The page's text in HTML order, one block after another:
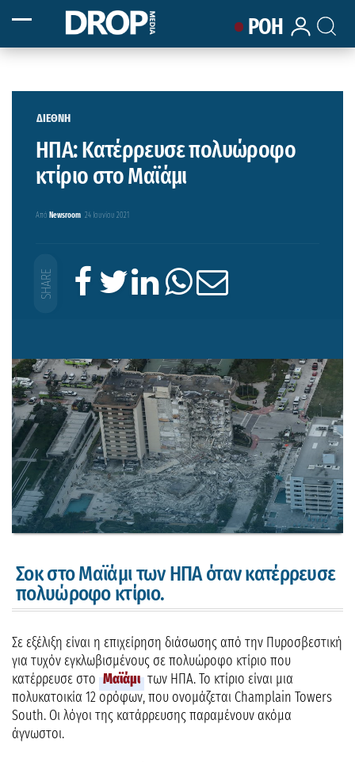
ΡΟΗ
ΔΙΕΘΝΗ
ΗΠΑ: Κατέρρευσε πολυώροφο
κτίριο στο Μαϊάμι
Από Newsroom 24 Ιουνίου 2021
Σοκ στο Μαϊάμι των ΗΠΑ όταν κατέρρευσε
πολυώροφο κτίριο.
Σε εξέλιξη είναι η επιχείρηση διάσωσης από την Πυροσβεστική
για τυχόν εγκλωβισμένους σε πολυώροφο κτίριο που
κατέρρευσε στο Μαϊάμι των ΗΠΑ. Το κτίριο είναι μια
πολυκατοικία 12 ορόφων, που ονομάζεται Champlain Towers
South. Οι λόγοι της κατάρρευσης παραμένουν ακόμα
άγνωστοι.